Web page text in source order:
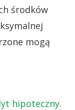
środków
mogą
hipoteczny.